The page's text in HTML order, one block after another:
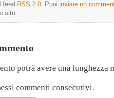
feed RSS 2.0. Puoi inviare un
sito.
potrà avere una lunghezza
commenti consecutivi.